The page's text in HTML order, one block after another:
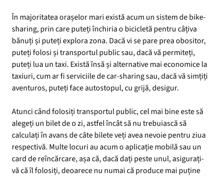
În majoritatea orașelor mari există acum un sistem de bike-
sharing, prin care puteți închiria o bicicletă pentru câțiva
bănuți și puteți explora zona. Dacă vi se pare prea obositor,
puteți folosi și transportul public sau, dacă vă permiteți,
puteți lua un taxi. Există însă și alternative mai economice la
taxiuri, cum ar fi serviciile de car-sharing sau, dacă vă simțiți
aventuros, puteți face autostopul, cu grijă, desigur.
Atunci când folosiți transportul public, cel mai bine este să
alegeți un bilet de o zi, astfel încât să nu trebuiască să
calculați în avans de câte bilete veți avea nevoie pentru ziua
respectivă. Multe locuri au acum o aplicație mobilă sau un
card de reîncărcare, așa că, dacă dați peste unul, asigurați-
vă că îl folosiți, deoarece nu numai că produce mai puține